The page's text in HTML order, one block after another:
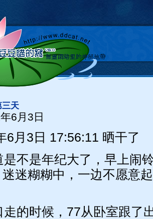
三天
6月3日
6月3日 17:56:11 晒干了
是不是年纪大了，早上闹
迷糊糊中，一边不愿意
走的时候，77从卧室跟了